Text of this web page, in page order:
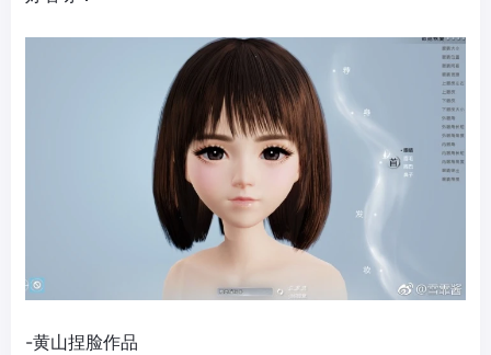
-黄山捏脸作品